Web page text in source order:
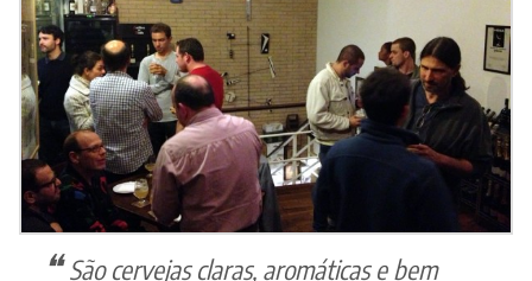
São cervejas claras, aromáticas e bem